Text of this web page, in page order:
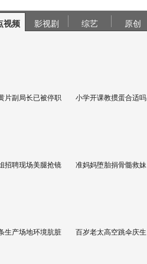
视频 影视剧 综艺 原创
片副局长已被停职 小学开课教掼蛋合适吗
招聘现场美腿抢镜 准妈妈堕胎捐骨髓救妹
生产场地环境肮脏 百岁老太高空跳伞庆生